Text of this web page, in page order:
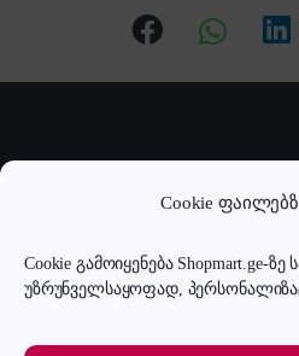
Cookie
Cookie გამოიყენება Shopmart.ge-ზე
უზრუნველსაყოფად,
გაქვს შეკითხვა?
ან